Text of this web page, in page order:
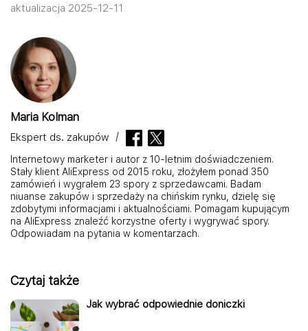
aktualizacja 2025-12-11
Maria Kolman
Ekspert ds. zakupów
Internetowy marketer i autor z 10-letnim doświadczeniem.
Stały klient AliExpress od 2015 roku, złożyłem ponad 350
zamówień i wygrałem 23 spory z sprzedawcami. Badam
niuanse zakupów i sprzedaży na chińskim rynku, dzielę się
zdobytymi informacjami i aktualnościami. Pomagam kupującym
na AliExpress znaleźć korzystne oferty i wygrywać spory.
Odpowiadam na pytania w komentarzach.
Czytaj także
Jak wybrać odpowiednie doniczki